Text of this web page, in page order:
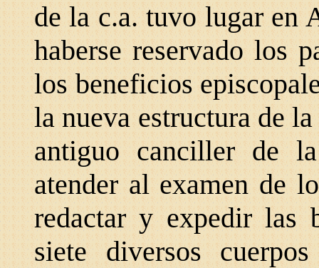
de la c.a. tuvo lugar en
haberse reservado los
los beneficios
la nueva estructura de
antiguo canciller de
atender al examen de
redactar y expedir las
siete diversos